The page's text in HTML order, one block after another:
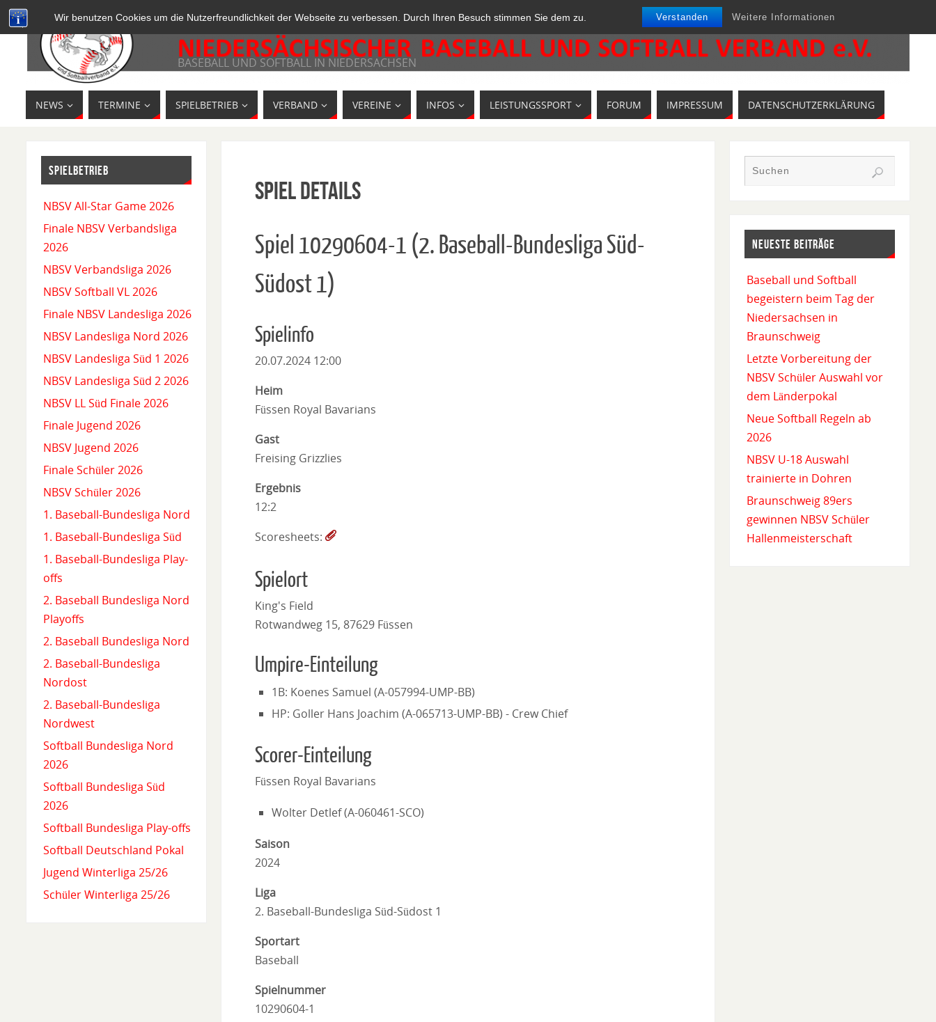
Wir benutzen Cookies um die Nutzerfreundlichkeit der Webseite zu verbessen. Durch Ihren Besuch stimmen Sie dem zu. Verstanden Weitere Informationen
BASEBALL UND SOFTBALL IN NIEDERSACHSEN
NEWS TERMINE SPIELBETRIEB VERBAND VEREINE INFOS LEISTUNGSSPORT FORUM IMPRESSUM DATENSCHUTZERKLÄRUNG
Spiel Details
Spiel 10290604-1 (2. Baseball-Bundesliga Süd-
Südost 1)
Spielinfo
20.07.2024 12:00
Heim
Füssen Royal Bavarians
Gast
Freising Grizzlies
Ergebnis
12:2
Scoresheets:
Spielort
King's Field
Rotwandweg 15, 87629 Füssen
Umpire-Einteilung
1B: Koenes Samuel (A-057994-UMP-BB)
HP: Goller Hans Joachim (A-065713-UMP-BB) - Crew Chief
Scorer-Einteilung
Füssen Royal Bavarians
Wolter Detlef (A-060461-SCO)
Saison
2024
Liga
2. Baseball-Bundesliga Süd-Südost 1
Sportart
Baseball
Spielnummer
10290604-1
SPIELBETRIEB
NBSV All-Star Game 2026
Finale NBSV Verbandsliga
2026
NBSV Verbandsliga 2026
NBSV Softball VL 2026
Finale NBSV Landesliga 2026
NBSV Landesliga Nord 2026
NBSV Landesliga Süd 1 2026
NBSV Landesliga Süd 2 2026
NBSV LL Süd Finale 2026
Finale Jugend 2026
NBSV Jugend 2026
Finale Schüler 2026
NBSV Schüler 2026
1. Baseball-Bundesliga Nord
1. Baseball-Bundesliga Süd
1. Baseball-Bundesliga Play-
offs
2. Baseball Bundesliga Nord
Playoffs
2. Baseball Bundesliga Nord
2. Baseball-Bundesliga
Nordost
2. Baseball-Bundesliga
Nordwest
Softball Bundesliga Nord
2026
Softball Bundesliga Süd
2026
Softball Bundesliga Play-offs
Softball Deutschland Pokal
Jugend Winterliga 25/26
Schüler Winterliga 25/26
NEUESTE BEITRÄGE
Baseball und Softball
begeistern beim Tag der
Niedersachsen in
Braunschweig
Letzte Vorbereitung der
NBSV Schüler Auswahl vor
dem Länderpokal
Neue Softball Regeln ab
2026
NBSV U-18 Auswahl
trainierte in Dohren
Braunschweig 89ers
gewinnen NBSV Schüler
Hallenmeisterschaft